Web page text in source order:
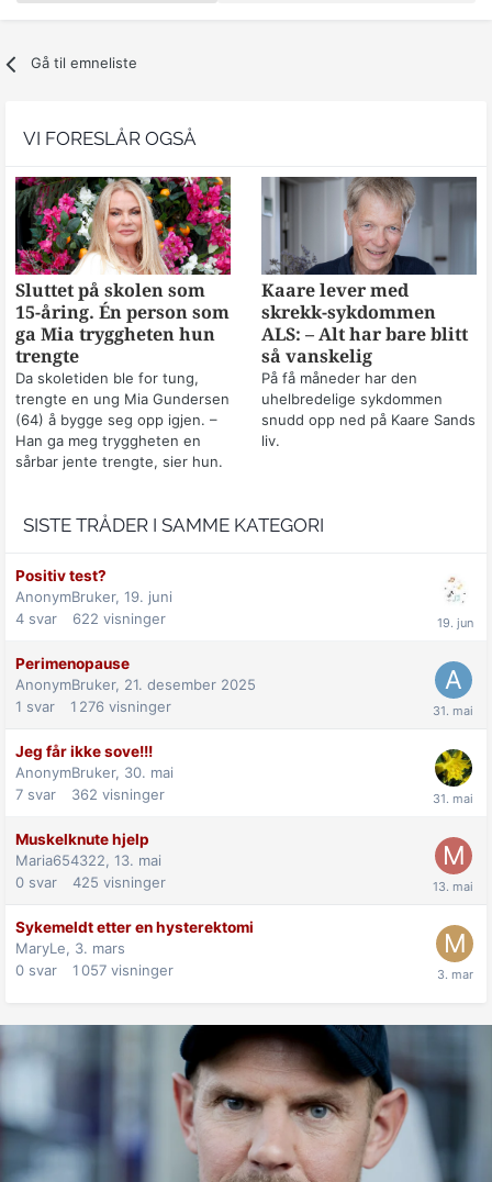
Gå til emneliste
VI FORESLÅR OGSÅ
Sluttet på skolen som
15-åring. Én person som
ga Mia tryggheten hun
trengte
Da skoletiden ble for tung,
trengte en ung Mia Gundersen
(64) å bygge seg opp igjen. –
Han ga meg tryggheten en
sårbar jente trengte, sier hun.
Kaare lever med
skrekk-sykdommen
ALS: – Alt har bare blitt
så vanskelig
På få måneder har den
uhelbredelige sykdommen
snudd opp ned på Kaare Sands
liv.
SISTE TRÅDER I SAMME KATEGORI
Positiv test?
AnonymBruker, 19. juni
4 svar 622 visninger
Perimenopause
AnonymBruker, 21. desember 2025
1 svar 1 276 visninger
Jeg får ikke sove!!!
AnonymBruker, 30. mai
7 svar 362 visninger
Muskelknute hjelp
Maria654322, 13. mai
0 svar 425 visninger
Sykemeldt etter en hysterektomi
MaryLe, 3. mars
0 svar 1 057 visninger